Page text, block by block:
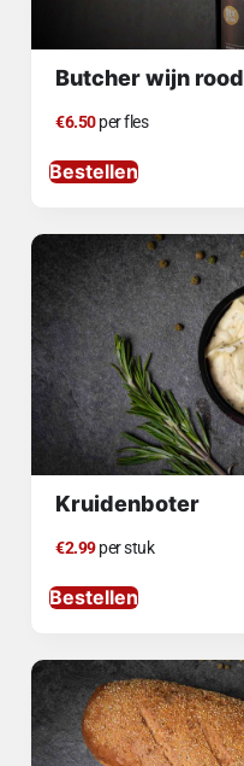
Butcher wijn rood
€6.50per fles
Bestellen
Kruidenboter
€2.99per stuk
Bestellen